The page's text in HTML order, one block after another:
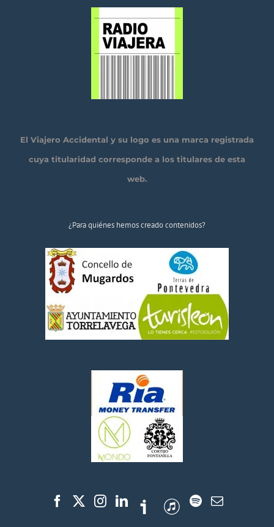
El Viajero Accidental y su logo es una marca registrada
cuya titularidad corresponde a los titulares de esta
web.
¿Para quiénes hemos creado contenidos?